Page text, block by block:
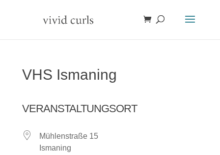
VHS Ismaning
VERANSTALTUNGSORT
Mühlenstraße 15
Ismaning